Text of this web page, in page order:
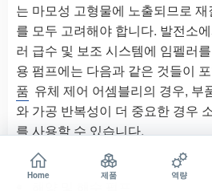
는 마모성 고형물에 노출되므로
를 모두 고려해야 합니다. 발전소
러 급수 및 보조 시스템에 임펠러
용 펌프에는 다음과 같은 것들이
품 유체 제어 어셈블리의 경우, 부
와 가공 반복성이 더 중요한 경우
를 사용할 수 있습니다.
화학 펌프 및 투입 장비
Home 제품 역량